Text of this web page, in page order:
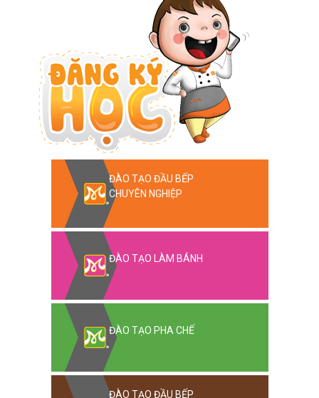
ĐÀO TẠO ĐẦU BẾP
CHUYÊN NGHIỆP
ĐÀO TẠO LÀM BÁNH
ĐÀO TẠO PHA CHẾ
ĐÀO TẠO ĐẦU BẾP